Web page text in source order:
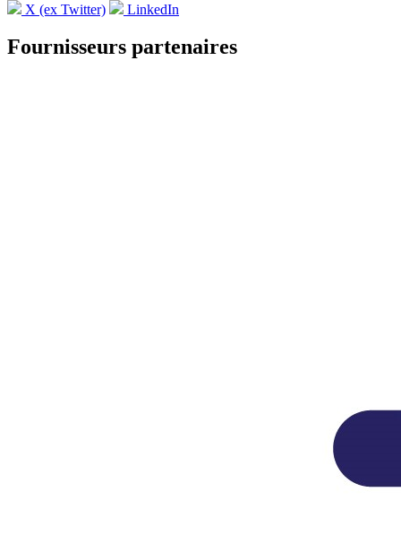
X (ex Twitter)
LinkedIn
Fournisseurs partenaires